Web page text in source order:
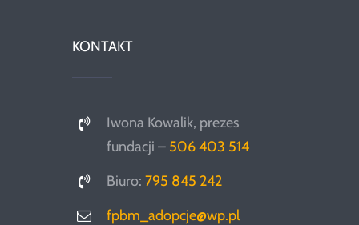
KONTAKT
Iwona Kowalik, prezes
fundacji – 506 403 514
Biuro:795 845 242
fpbm_adopcje@wp.pl